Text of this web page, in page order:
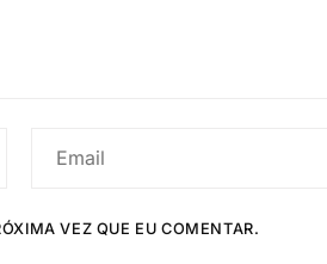
VEZ QUE EU COMENTAR.